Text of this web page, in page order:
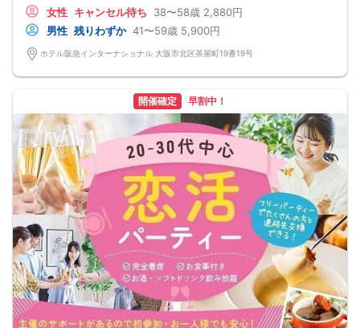
す。
又お連れ様とご参加の場合、お席が離れる場合がございます。
※途中退場はイベントの開催に支障がありますのでご遠慮いただいております。
※お申込み時からのキャンセル（日時変更含む）は理由にかかわらず男女共所定の
注意：キャンセルポリシーご確認くださね。
『 おすすめ理由 2 』
━━━━━━━━━━━━
広々とした会場で開催
スタッフもいるので、1人参加でも一緒に婚活、恋活しちゃいましょう
━━━━━
━━━━━━━━━━━━━━━━━
8/9 (日) 19時00分～21時00分
受付 18時45分～55分
※遅刻しないでね♪
場所
━━━━━━━━━━━━━━━━━
ホテル阪急インターナショナル2F
会場名⇒ケレス
大阪府大阪市北区茶屋町19番19号
阪急梅田駅より徒歩5分/梅田・茶屋町ど真ん中♪
形式
━━━━━━━━━━━━━━━━━
・各種ドリンク (カクテル・ワイン・各種アルコール含) 飲み放題
・カクテル数種類(バーテンダーさんがシェィクの本格カクテル)
・チャーム付き
※着席スタイルの交流形式
参加条件
━━━━━━━━━━━━━━━━━
・素敵な独身男女
女性 キャンセル待ち 38〜58歳 2,880円
男性 残りわずか 41〜59歳 5,900円
ホテル阪急インターナショナル 大阪市北区茶屋町19番19号
開催確定 早割中！